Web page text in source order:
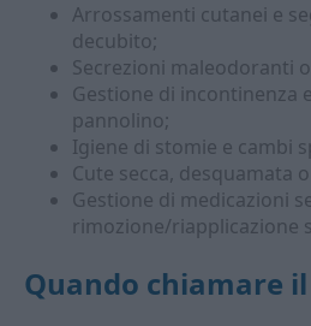
Arrossamenti cutanei e
decubito;
Secrezioni maleodoranti
Gestione di incontinenza
pannolino;
Igiene di stomie e cambi
Cute secca, desquamata
Gestione di medicazioni
rimozione/riapplicazione
Quando chiamare